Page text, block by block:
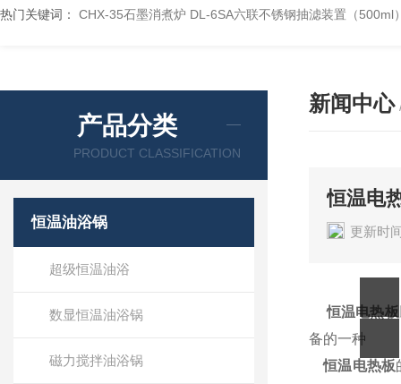
热门关键词： CHX-35石墨消煮炉 DL-6SA六联不锈钢抽滤装置（500ml
产品分类
PRODUCT CLASSIFICATION
恒温油浴锅
超级恒温油浴
数显恒温油浴锅
磁力搅拌油浴锅
新闻中心
恒温电
更新时
恒温电热板
备的一种
恒温电热板